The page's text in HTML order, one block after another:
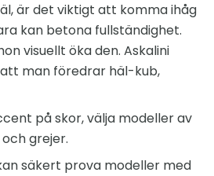
är det viktigt att komma ihåg
kan betona fullständighet.
visuellt öka den. Askalini
man föredrar häl-kub,
på skor, välja modeller av
grejer.
säkert prova modeller med